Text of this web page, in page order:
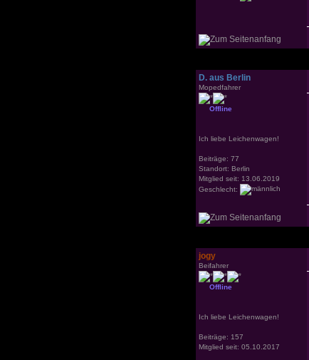
D. aus Berlin
Mopedfahrer
Offline
Ich liebe Leichenwagen!
Beiträge: 77
Standort: Berlin
Mitglied seit: 13.06.2019
Geschlecht:
jogy
Beifahrer
Offline
Ich liebe Leichenwagen!
Beiträge: 157
Mitglied seit: 05.10.2017